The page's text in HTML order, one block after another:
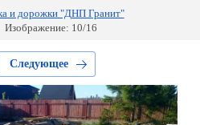
и дорожки "ДНП Гранит"
Изображение: 10/16
Следующее